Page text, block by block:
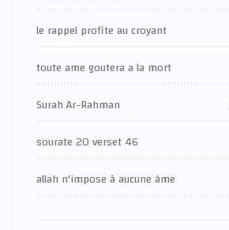
le rappel profite au croyant
toute ame goutera a la mort
Surah Ar-Rahman
sourate 20 verset 46
allah n'impose à aucune âme